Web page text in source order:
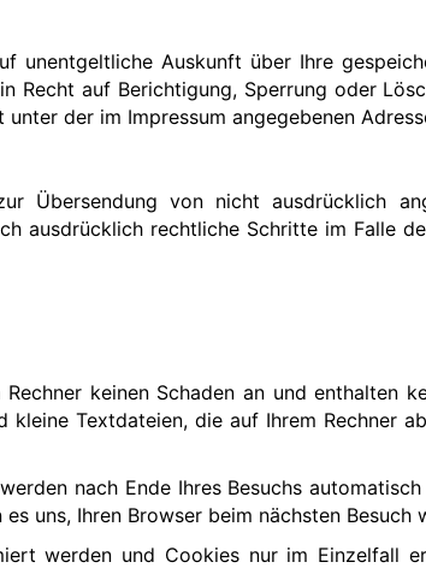
unentgeltliche Auskunft über Ihre
auf Berichtigung, Sperrung oder
der im Impressum angegebenen
Übersendung von nicht ausdrücklich
ausdrücklich rechtliche Schritte im Falle
keinen Schaden an und enthalten
Textdateien, die auf Ihrem Rechner
nach Ende Ihres Besuchs
uns, Ihren Browser beim nächsten Besuch
werden und Cookies nur im Einzelfall